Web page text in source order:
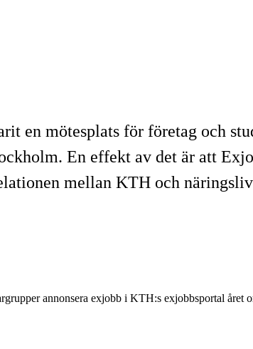
en mötesplats för företag och
En effekt av det är att
mellan KTH och
annonsera exjobb i KTH:s exjobbsportal året